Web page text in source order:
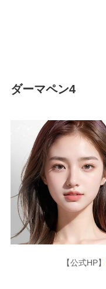
ダーマペン4
【公式HP】